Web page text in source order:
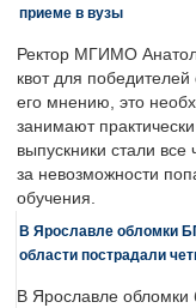
приеме в вузы
Ректор МГИМО
квот для
его мнению, это
занимают
выпускники стали
за невозможности
обучения.
В Ярославле обломки
области пострадали
В Ярославле обломки